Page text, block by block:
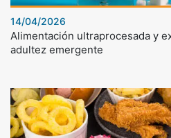
14/04/2026
Alimentación ultraprocesada y
adultez emergente